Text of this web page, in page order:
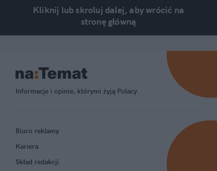
Kliknij lub skroluj dalej, aby wrócić na
stronę główną
Informacje i opinie, którymi żyją Polacy.
Biuro reklamy
Kariera
Skład redakcji